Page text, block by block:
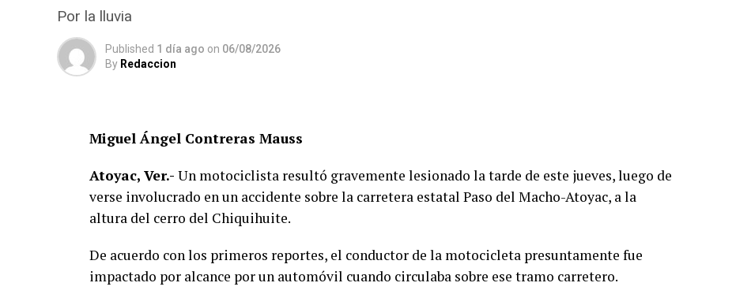
Por la lluvia
Published 1 día ago on 06/08/2026
By Redaccion
Miguel Ángel Contreras Mauss
Atoyac, Ver.- Un motociclista resultó gravemente lesionado la tarde de este jueves, luego de
verse involucrado en un accidente sobre la carretera estatal Paso del Macho-Atoyac, a la
altura del cerro del Chiquihuite.
De acuerdo con los primeros reportes, el conductor de la motocicleta presuntamente fue
impactado por alcance por un automóvil cuando circulaba sobre ese tramo carretero.